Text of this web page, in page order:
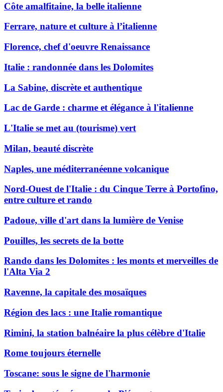
Côte amalfitaine, la belle italienne
Ferrare, nature et culture à l’italienne
Florence, chef d'oeuvre Renaissance
Italie : randonnée dans les Dolomites
La Sabine, discrète et authentique
Lac de Garde : charme et élégance à l'italienne
L'Italie se met au (tourisme) vert
Milan, beauté discrète
Naples, une méditerranéenne volcanique
Nord-Ouest de l'Italie : du Cinque Terre à Portofino,
entre culture et rando
Padoue, ville d'art dans la lumière de Venise
Pouilles, les secrets de la botte
Rando dans les Dolomites : les monts et merveilles de
l'Alta Via 2
Ravenne, la capitale des mosaïques
Région des lacs : une Italie romantique
Rimini, la station balnéaire la plus célèbre d'Italie
Rome toujours éternelle
Toscane: sous le signe de l'harmonie